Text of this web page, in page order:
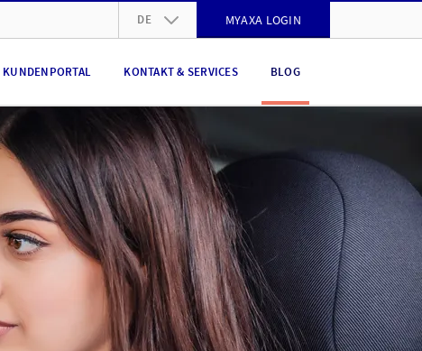
DE
IT
EN
MYAXA LOGIN
KUNDENPORTAL KONTAKT & SERVICES BLOG